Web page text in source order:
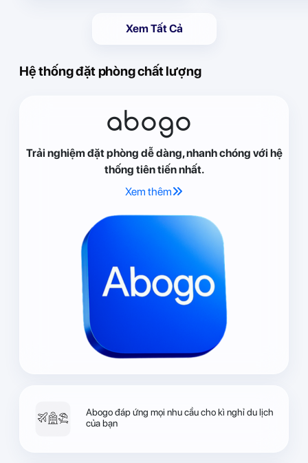
Xem Tất Cả
Hệ thống đặt phòng chất lượng
abogo
Trải nghiệm đặt phòng dễ dàng, nhanh chóng với hệ
thống tiên tiến nhất.
Xem thêm
Abogo đáp ứng mọi nhu cầu cho kì nghỉ du lịch
của bạn